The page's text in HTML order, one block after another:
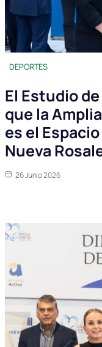
DEPORTES
El Estudio
que la
es el
Nueva
26 Junio 2026